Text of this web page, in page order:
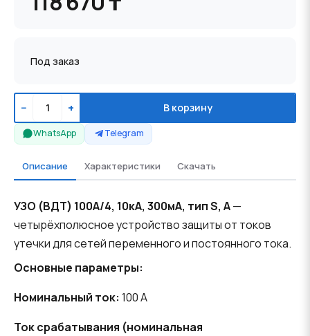
Под заказ
− + В корзину
WhatsApp Telegram
Описание Характеристики Скачать
УЗО (ВДТ) 100А/4, 10кА, 300мА, тип S, A—
четырёхполюсное устройство защиты от токов
утечки для сетей переменного и постоянного тока.
Основные параметры:
Номинальный ток: 100 A
Ток срабатывания (номинальная